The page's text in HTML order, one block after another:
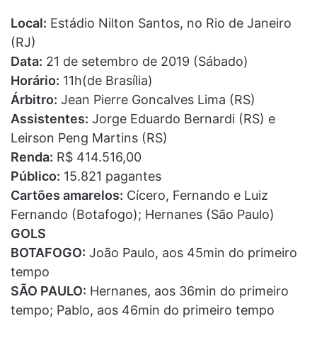
Local: Estádio Nilton Santos, no Rio de Janeiro
(RJ)
Data: 21 de setembro de 2019 (Sábado)
Horário: 11h(de Brasília)
Árbitro: Jean Pierre Goncalves Lima (RS)
Assistentes: Jorge Eduardo Bernardi (RS) e
Leirson Peng Martins (RS)
Renda: R$ 414.516,00
Público: 15.821 pagantes
Cartões amarelos: Cícero, Fernando e Luiz
Fernando (Botafogo); Hernanes (São Paulo)
GOLS
BOTAFOGO: João Paulo, aos 45min do primeiro
tempo
SÃO PAULO: Hernanes, aos 36min do primeiro
tempo; Pablo, aos 46min do primeiro tempo